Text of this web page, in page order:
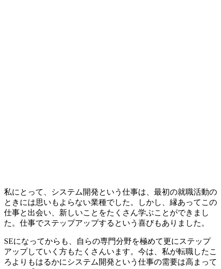
私にとって、システム開発という仕事は、最初の就職活動の
ときには思いもよらない業種でした。しかし、縁あってこの
仕事と出会い、新しいことをたくさん学ぶことができまし
た。 仕事でステップアップするという喜びもありました 。
SEになってからも、自らの専門分野を極めて更にステップ
アップしていく方もたくさんいます。今は、私が転職したこ
ろよりもはるかに システム開発という仕事の需要は高まって